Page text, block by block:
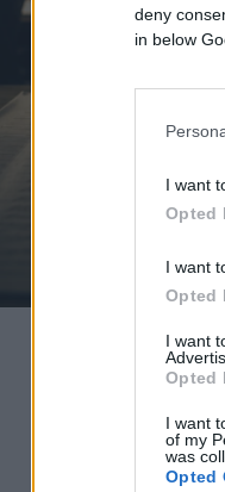
deny
in below
I want
Opted
I want
Opted
I want
Opted
I want
of my
was
Opted